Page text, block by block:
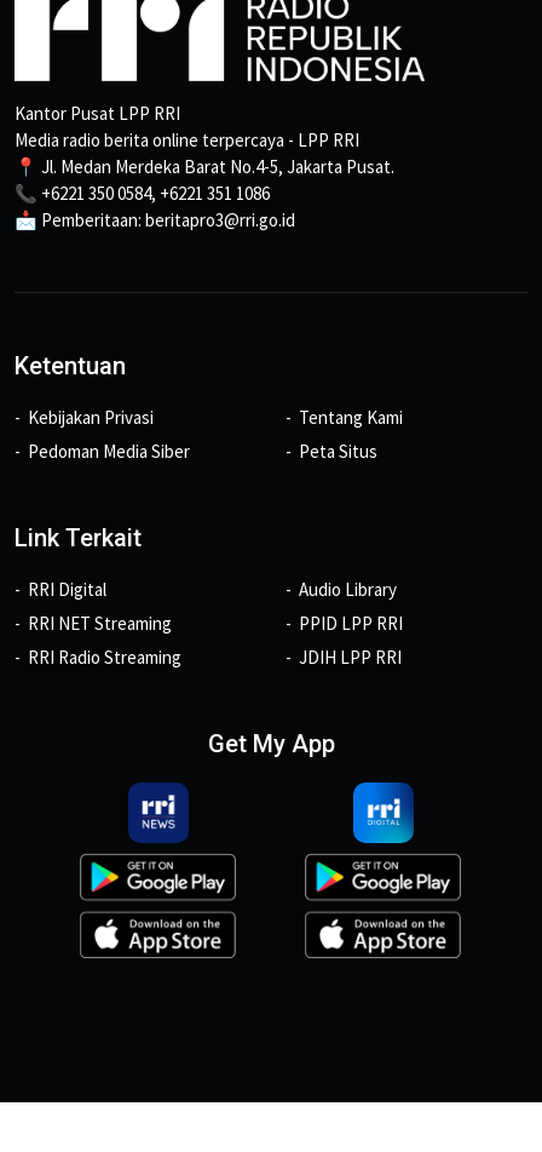
Kantor Pusat LPP RRI
Media radio berita online terpercaya - LPP RRI
📍 Jl. Medan Merdeka Barat No.4-5, Jakarta Pusat.
📞 +6221 350 0584, +6221 351 1086
📩 Pemberitaan: beritapro3@rri.go.id
Ketentuan
Kebijakan Privasi
Pedoman Media Siber
Tentang Kami
Peta Situs
Link Terkait
RRI Digital
RRI NET Streaming
RRI Radio Streaming
Audio Library
PPID LPP RRI
JDIH LPP RRI
Get My App